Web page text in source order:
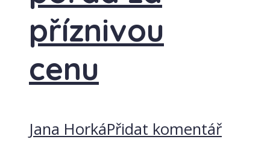
příznivou
cenu
Jana HorkáPřidat komentář